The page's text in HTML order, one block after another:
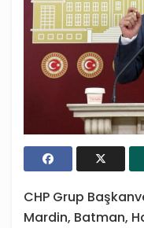
CHP Grup
Mardin, Batman,